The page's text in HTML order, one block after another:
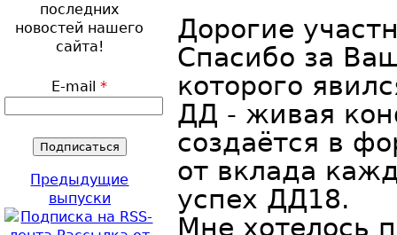
Дорогие
Спасибо за
которого
ДД - живая
создаётся в
от вклада
успех ДД18.
Мне хотелось
последних
новостей нашего
сайта!
E-mail*
Предыдущие
выпуски